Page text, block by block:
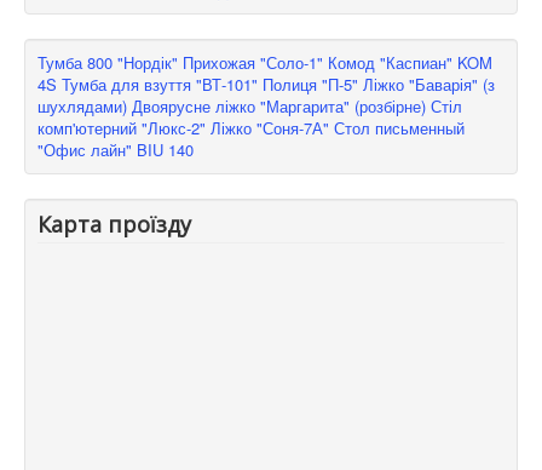
Тумба 800 "Нордік" Прихожая "Соло-1" Комод "Каспиан" KOM
4S Тумба для взуття "ВТ-101" Полиця "П-5" Ліжко "Баварія" (з
шухлядами) Двоярусне ліжко "Маргарита" (розбірне) Стіл
комп'ютерний "Люкс-2" Ліжко "Соня-7А" Стол письменный
"Офис лайн" BIU 140
Карта проїзду